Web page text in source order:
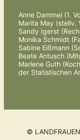
Anne Dammel (1.
Marita May (stellv.
Sandy Igerst
Monika Schmidt
Sabine Eißmann
Beate Antusch
Marlene Guth
der Statistischen
© LANDFRAUEN